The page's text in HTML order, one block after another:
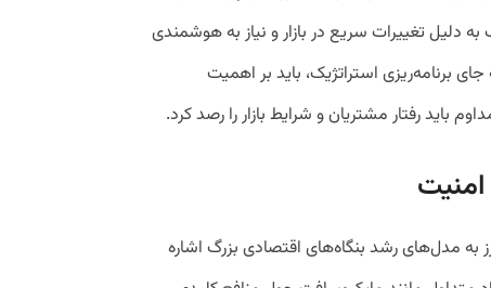
به دلیل تغییرات سریع در بازار و نیاز به هوشمندی
جای برنامه‌ریزی استراتژیک، باید بر اهمیت
باید رفتار مشتریان و شرایط بازار را رصد کرد.
مدل‌های رشد بنگاه‌های اقتصادی بزرگ اشاره